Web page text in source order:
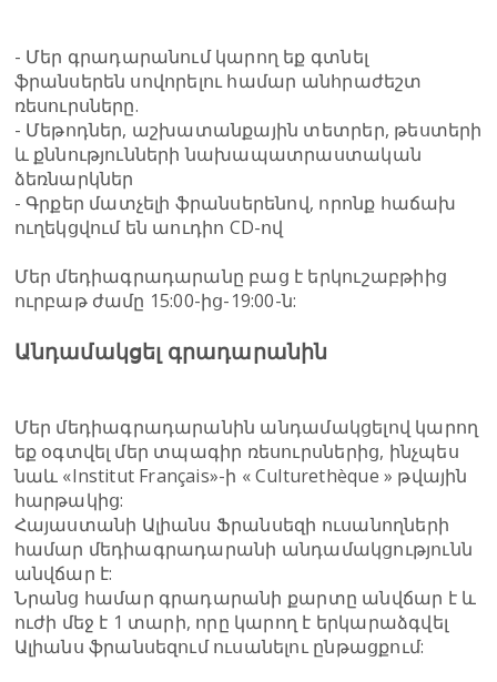
- Մեր գրադարանում կարող եք գտնել
ֆրանսերեն սովորելու համար անհրաժեշտ
ռեսուրսները.
- Մեթոդներ, աշխատանքային տետրեր, թեստերի
և քննությունների նախապատրաստական
ձեռնարկներ
- Գրքեր մատչելի ֆրանսերենով, որոնք հաճախ
ուղեկցվում են աուդիո CD-ով
Մեր մեդիագրադարանը բաց է երկուշաբթիից
ուրբաթ ժամը 15:00-ից-19:00-ն:
Անդամակցել գրադարանին
Մեր մեդիագրադարանին անդամակցելով կարող
եք օգտվել մեր տպագիր ռեսուրսներից, ինչպես
նաև «Institut Français»-ի « Culturethèque » թվային
հարթակից:
Հայաստանի Ալիանս Ֆրանսեզի ուսանողների
համար մեդիագրադարանի անդամակցությունն
անվճար է:
Նրանց համար գրադարանի քարտը անվճար է և
ուժի մեջ է 1 տարի, որը կարող է երկարաձգվել
Ալիանս ֆրանսեզում ուսանելու ընթացքում: